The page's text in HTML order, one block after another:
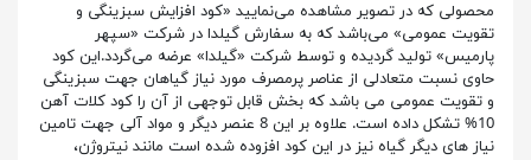
محصولی که در تصویر مشاهده می‌نمایید «کود افزایش سبزینگی و
تقویت عمومی» می‌باشد که به سفارش گیلدا در شرکت «سپهر
پارمیس» تولید گردیده و توسط شرکت «گیلدا» عرضه می‌گردد.این کود
حاوی نسبت متعادلی از عناصر پرمصرف مورد نیاز گیاهان جهت سبزینگی
و تقویت عمومی می باشد که بخش قابل توجهی از آن را کود کلات آهن
10% تشکل داده است. علاوه بر این 8 عنصر دیگر و مواد آلی جهت تامین
نیاز های دیگر گیاه نیز در این کود افزوده شده است مانند نیتروژن،